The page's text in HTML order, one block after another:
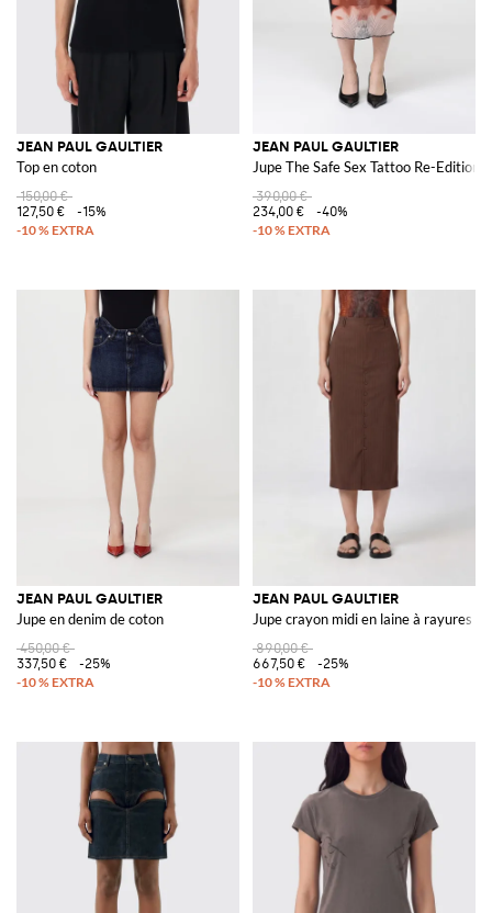
JEAN PAUL GAULTIER
Top en coton
150,00 €
127,50 €
-15%
JEAN PAUL GAULTIER
Jupe The Safe Sex Tattoo Re-Edition
390,00 €
234,00 €
-40%
JEAN PAUL GAULTIER
Jupe en denim de coton
450,00 €
337,50 €
-25%
JEAN PAUL GAULTIER
Jupe crayon midi en laine à rayures
890,00 €
667,50 €
-25%